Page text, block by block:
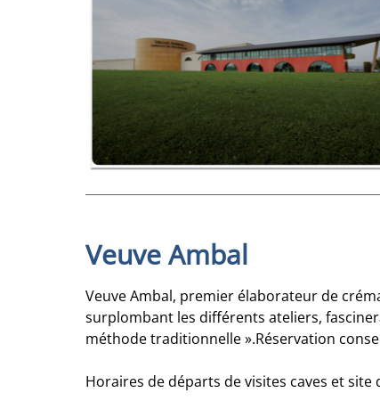
Veuve Ambal
Veuve Ambal, premier élaborateur de
surplombant les différents ateliers,
méthode traditionnelle ».Réservation
Horaires de départs de visites caves et